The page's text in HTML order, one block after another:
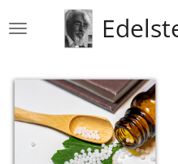
direct
de
hoofdinhoud